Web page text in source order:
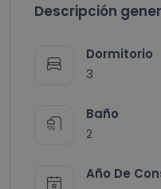
Descripción
Dormitorio
3
Baño
2
Año De